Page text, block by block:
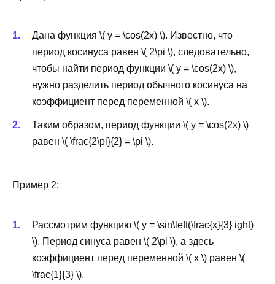
Дана функция \( y = \cos(2x) \). Известно, что
период косинуса равен \( 2\pi \), следовательно,
чтобы найти период функции \( y = \cos(2x) \),
нужно разделить период обычного косинуса на
коэффициент перед переменной \( x \).
Таким образом, период функции \( y = \cos(2x) \)
равен \( \frac{2\pi}{2} = \pi \).
Пример 2:
Рассмотрим функцию \( y = \sin\left(\frac{x}{3} ight)
\). Период синуса равен \( 2\pi \), а здесь
коэффициент перед переменной \( x \) равен \(
\frac{1}{3} \).